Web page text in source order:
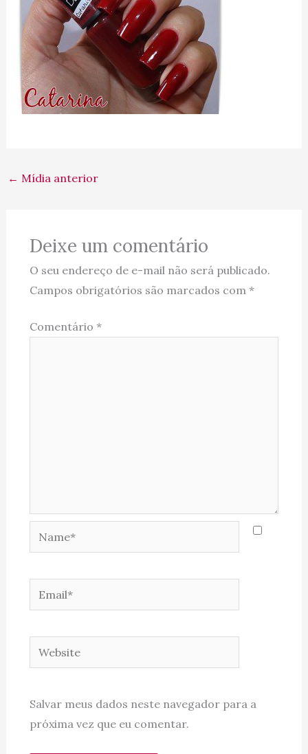
← Mídia anterior
Deixe um comentário
O seu endereço de e-mail não será publicado.
Campos obrigatórios são marcados com *
Comentário *
Name*
Email*
Website
Salvar meus dados neste navegador para a
próxima vez que eu comentar.